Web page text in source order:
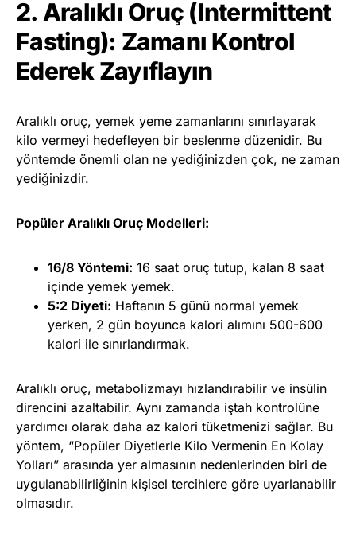
2. Aralıklı Oruç (Intermittent
Fasting): Zamanı Kontrol
Ederek Zayıflayın
Aralıklı oruç, yemek yeme zamanlarını sınırlayarak
kilo vermeyi hedefleyen bir beslenme düzenidir. Bu
yöntemde önemli olan ne yediğinizden çok, ne zaman
yediğinizdir.
Popüler Aralıklı Oruç Modelleri:
16/8 Yöntemi: 16 saat oruç tutup, kalan 8 saat
içinde yemek yemek.
5:2 Diyeti: Haftanın 5 günü normal yemek
yerken, 2 gün boyunca kalori alımını 500-600
kalori ile sınırlandırmak.
Aralıklı oruç, metabolizmayı hızlandırabilir ve insülin
direncini azaltabilir. Aynı zamanda iştah kontrolüne
yardımcı olarak daha az kalori tüketmenizi sağlar. Bu
yöntem, “Popüler Diyetlerle Kilo Vermenin En Kolay
Yolları” arasında yer almasının nedenlerinden biri de
uygulanabilirliğinin kişisel tercihlere göre uyarlanabilir
olmasıdır.